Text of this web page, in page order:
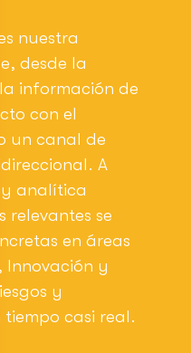
nuestra
desde la
información de
con el
un canal de
A
analítica
relevantes se
en áreas
y
y
casi real.